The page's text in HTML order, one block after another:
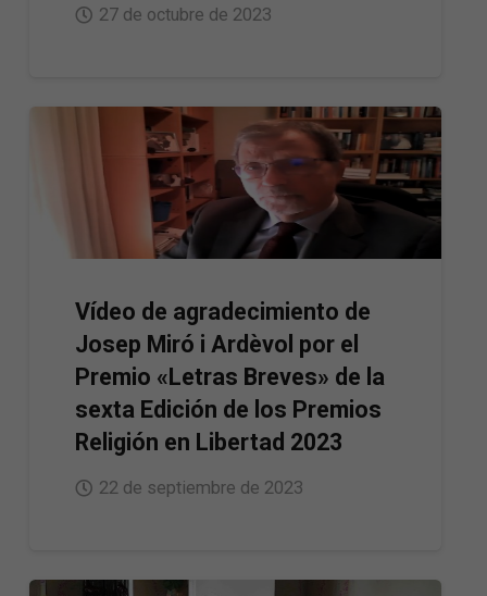
27 de octubre de 2023
Vídeo de agradecimiento de
Josep Miró i Ardèvol por el
Premio «Letras Breves» de la
sexta Edición de los Premios
Religión en Libertad 2023
22 de septiembre de 2023